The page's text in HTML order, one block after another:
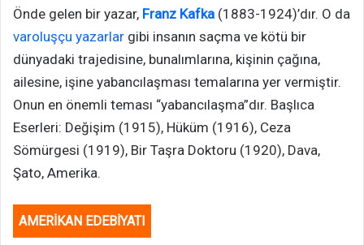
Önde gelen bir yazar, Franz Kafka (1883-1924)’dır. O da
varoluşçu yazarlar gibi insanın saçma ve kötü bir
dünyadaki trajedisine, bunalımlarına, kişinin çağına,
ailesine, işine yabancılaşması temalarına yer vermiştir.
Onun en önemli teması “yabancılaşma”dır. Başlıca
Eserleri: Değişim (1915), Hüküm (1916), Ceza
Sömürgesi (1919), Bir Taşra Doktoru (1920), Dava,
Şato, Amerika.
AMERİKAN EDEBİYATI